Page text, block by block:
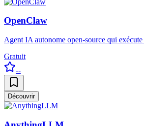
OpenClaw
Agent IA autonome open-source qui
Gratuit
--
Découvrir